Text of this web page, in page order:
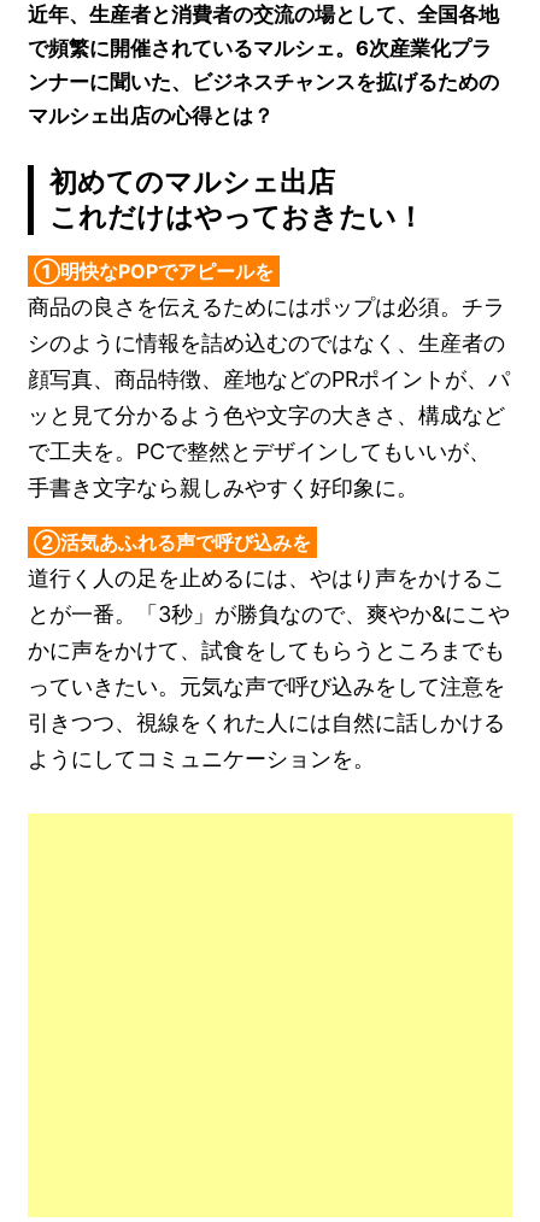
近年、生産者と消費者の交流の場として、全国各地
で頻繁に開催されているマルシェ。6次産業化プラ
ンナーに聞いた、ビジネスチャンスを拡げるための
マルシェ出店の心得とは？
初めてのマルシェ出店
これだけはやっておきたい！
①明快なPOPでアピールを
商品の良さを伝えるためにはポップは必須。チラ
シのように情報を詰め込むのではなく、生産者の
顔写真、商品特徴、産地などのPRポイントが、パ
ッと見て分かるよう色や文字の大きさ、構成など
で工夫を。PCで整然とデザインしてもいいが、
手書き文字なら親しみやすく好印象に。
②活気あふれる声で呼び込みを
道行く人の足を止めるには、やはり声をかけるこ
とが一番。「3秒」が勝負なので、爽やか&にこや
かに声をかけて、試食をしてもらうところまでも
っていきたい。元気な声で呼び込みをして注意を
引きつつ、視線をくれた人には自然に話しかける
ようにしてコミュニケーションを。